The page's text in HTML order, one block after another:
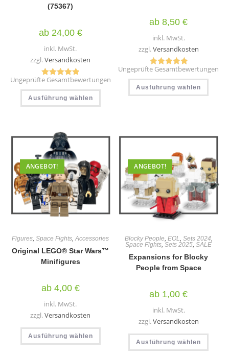
(75367)
ab 24,00 €
inkl. MwSt.
zzgl.Versandkosten
Bewertet mit
5.00von 5
Ungeprüfte Gesamtbewertungen
Ausführung wählen
Dieses
weist
Die
der
Produktseite
gewählt
werden
ab8,50€
inkl. MwSt.
zzgl.Versandkosten
Bewertet mit
5.00von 5
Ungeprüfte Gesamtbewertungen
Ausführung wählen
weist
ANGEBOT!
Figures,Space Fights,Accessories
Original LEGO® Star Wars™
Minifigures
ab 4,00 €
inkl. MwSt.
zzgl.Versandkosten
Ausführung wählen
Dieses
weist
mehrere
ANGEBOT!
Blocky People, EOL, Sets 2024,
Space Fights,Sets 2025,SALE
Expansions for Blocky
People from Space
ab 1,00€
inkl. MwSt.
zzgl.Versandkosten
Ausführung wählen
weist